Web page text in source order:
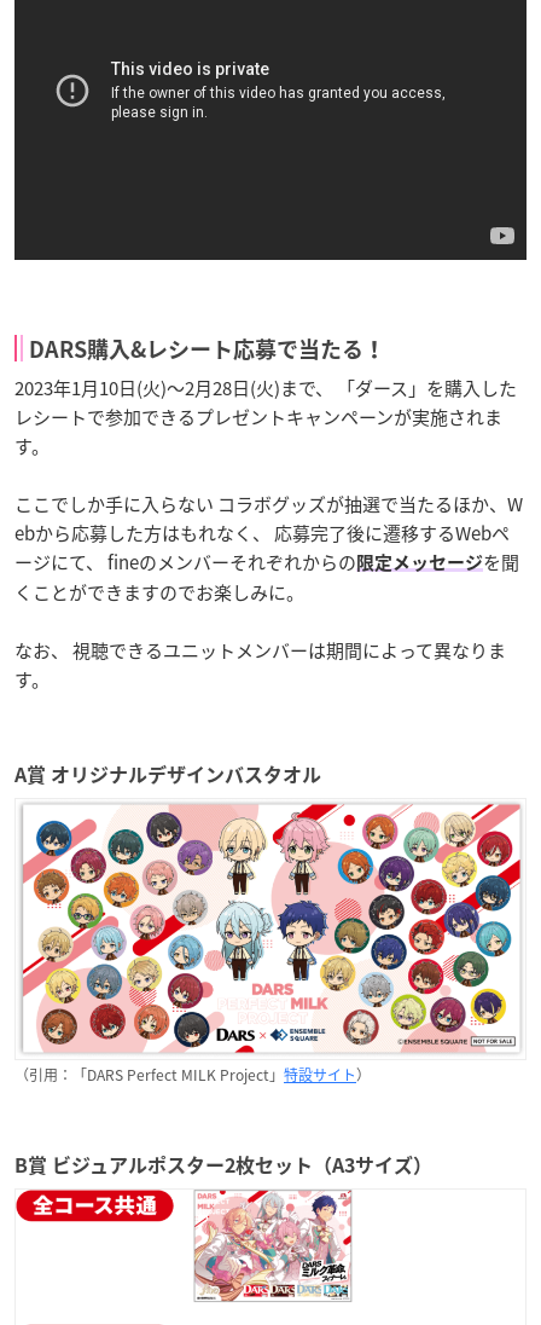
DARS購入&レシート応募で当たる！
2023年1月10日(火)〜2月28日(火)まで、 「ダース」を購入した
レシートで参加できるプレゼントキャンペーンが実施されま
す。
ここでしか手に入らない コラボグッズが抽選で当たるほか、W
ebから応募した方はもれなく、 応募完了後に遷移するWebペ
ージにて、 fineのメンバーそれぞれからの 限定メッセージを聞
くことができますのでお楽しみに。
なお、 視聴できるユニットメンバーは期間によって異なりま
す。
A賞 オリジナルデザインバスタオル
（引用：「DARS Perfect MILK Project」 特設サイト）
B賞 ビジュアルポスター2枚セット（A3サイズ）